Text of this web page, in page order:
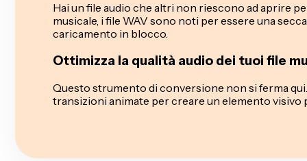
Hai un file audio che altri non riescono ad aprire
musicale, i file WAV sono noti per essere una
caricamento in blocco.
Ottimizza la qualità audio dei tuoi file
Questo strumento di conversione non si ferma
transizioni animate per creare un elemento visivo